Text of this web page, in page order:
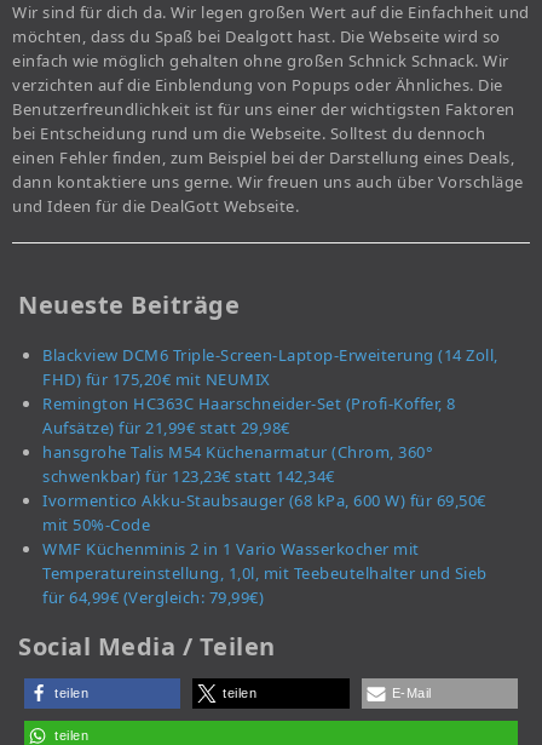
Wir sind für dich da. Wir legen großen Wert auf die Einfachheit und
möchten, dass du Spaß bei Dealgott hast. Die Webseite wird so
einfach wie möglich gehalten ohne großen Schnick Schnack. Wir
verzichten auf die Einblendung von Popups oder Ähnliches. Die
Benutzerfreundlichkeit ist für uns einer der wichtigsten Faktoren
bei Entscheidung rund um die Webseite. Solltest du dennoch
einen Fehler finden, zum Beispiel bei der Darstellung eines Deals,
dann kontaktiere uns gerne. Wir freuen uns auch über Vorschläge
und Ideen für die DealGott Webseite.
Neueste Beiträge
Blackview DCM6 Triple-Screen-Laptop-Erweiterung (14 Zoll,
FHD) für 175,20€ mit NEUMIX
Remington HC363C Haarschneider-Set (Profi-Koffer, 8
Aufsätze) für 21,99€ statt 29,98€
hansgrohe Talis M54 Küchenarmatur (Chrom, 360°
schwenkbar) für 123,23€ statt 142,34€
Ivormentico Akku-Staubsauger (68 kPa, 600 W) für 69,50€
mit 50%-Code
WMF Küchenminis 2 in 1 Vario Wasserkocher mit
Temperatureinstellung, 1,0l, mit Teebeutelhalter und Sieb
für 64,99€ (Vergleich: 79,99€)
Social Media / Teilen
teilen teilen E-Mail
teilen